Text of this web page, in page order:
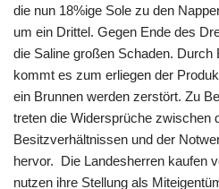
die nun 18%ige Sole zu den
um ein Drittel. Gegen Ende des
die Saline großen Schaden. Durch
kommt es zum erliegen der
ein Brunnen werden zerstört. Zu
treten die Widersprüche zwischen
Besitzverhältnissen und der
hervor. Die Landesherren kaufen
nutzen ihre Stellung als